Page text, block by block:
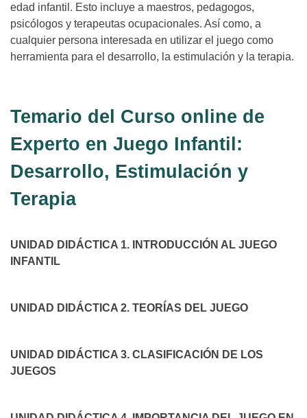
edad infantil. Esto incluye a maestros, pedagogos,
psicólogos y terapeutas ocupacionales. Así como, a
cualquier persona interesada en utilizar el juego como
herramienta para el desarrollo, la estimulación y la terapia.
Temario del Curso online de
Experto en Juego Infantil:
Desarrollo, Estimulación y
Terapia
UNIDAD DIDÁCTICA 1. INTRODUCCIÓN AL JUEGO
INFANTIL
UNIDAD DIDÁCTICA 2. TEORÍAS DEL JUEGO
UNIDAD DIDÁCTICA 3. CLASIFICACIÓN DE LOS
JUEGOS